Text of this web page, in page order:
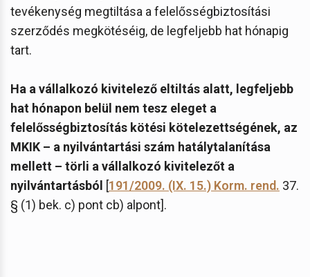
tevékenység megtiltása a felelősségbiztosítási
szerződés megkötéséig, de legfeljebb hat hónapig
tart.
Ha a vállalkozó kivitelező eltiltás alatt, legfeljebb
hat hónapon belül nem tesz eleget a
felelősségbiztosítás kötési kötelezettségének, az
MKIK – a nyilvántartási szám hatálytalanítása
mellett – törli a vállalkozó kivitelezőt a
nyilvántartásból [191/2009. (IX. 15.) Korm. rend. 37.
§ (1) bek. c) pont cb) alpont].